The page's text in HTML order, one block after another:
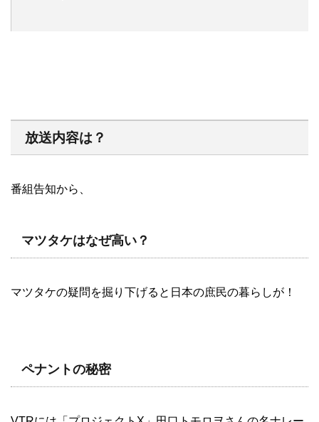
放送内容は？
番組告知から、
マツタケはなぜ高い？
マツタケの疑問を掘り下げると日本の庶民の暮らしが！
ペナントの秘密